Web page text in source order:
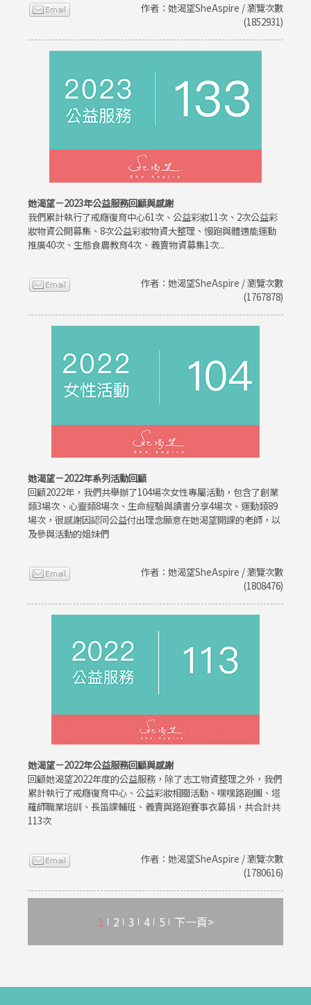
作者：她渴望SheAspire / 瀏覽次數
(1852931)
她渴望－2023年公益服務回顧與感謝
我們累計執行了戒癮復育中心61次、公益彩妝11次、2次公益彩
妝物資公開募集、8次公益彩妝物資大整理、慢跑與體適能運動
推廣40次、生態食農教育4次、義賣物資募集1次...
作者：她渴望SheAspire / 瀏覽次數
(1767878)
她渴望－2022年系列活動回顧
回顧2022年，我們共舉辦了104場次女性專屬活動，包含了創業
類3場次、心靈類8場次、生命經驗與讀書分享4場次、運動類89
場次，很感謝因認同公益付出理念願意在她渴望開課的老師，以
及參與活動的姐妹們
作者：她渴望SheAspire / 瀏覽次數
(1808476)
她渴望－2022年公益服務回顧與感謝
回顧她渴望2022年度的公益服務，除了志工物資整理之外，我們
累計執行了戒癮復育中心、公益彩妝相關活動、嘿嘿路跑團、塔
羅師職業培訓、長笛課輔班、義賣與路跑賽事衣募捐，共合計共
113次
作者：她渴望SheAspire / 瀏覽次數
(1780616)
1 2 3 4 5 下一頁>